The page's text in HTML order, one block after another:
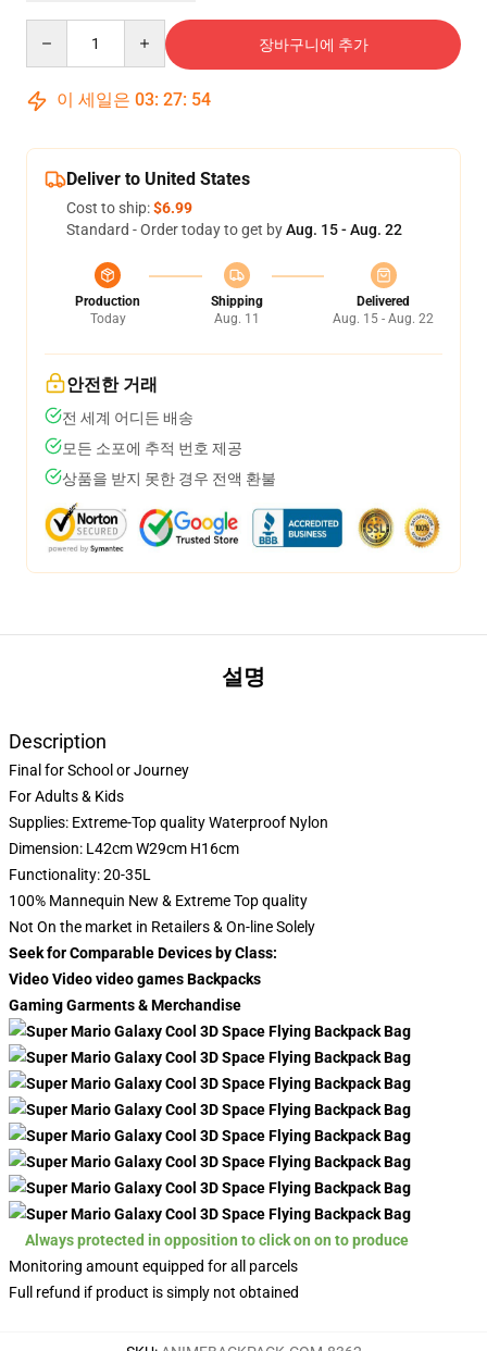
장바구니에 추가
이 세일은 03: 27: 54
Deliver to United States
Cost to ship:$6.99
Standard - Order today to get byAug. 15 - Aug. 22
Production
Today
Shipping
Aug. 11
Delivered
Aug. 15 - Aug. 22
안전한 거래
전 세계 어디든 배송
모든 소포에 추적 번호 제공
상품을 받지 못한 경우 전액 환불
설명
Description
Final for School or Journey
For Adults & Kids
Supplies: Extreme-Top quality Waterproof Nylon
Dimension: L42cm W29cm H16cm
Functionality: 20-35L
100% Mannequin New & Extreme Top quality
Not On the market in Retailers & On-line Solely
Seek for Comparable Devices by Class:
Video Video video games Backpacks
Gaming Garments & Merchandise
Always protected in opposition to click on on to produce
Monitoring amount equipped for all parcels
Full refund if product is simply not obtained